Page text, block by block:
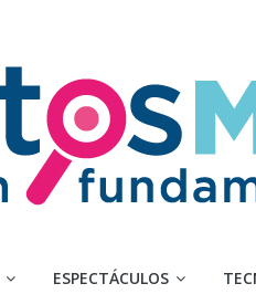
ESPECTÁCULOS